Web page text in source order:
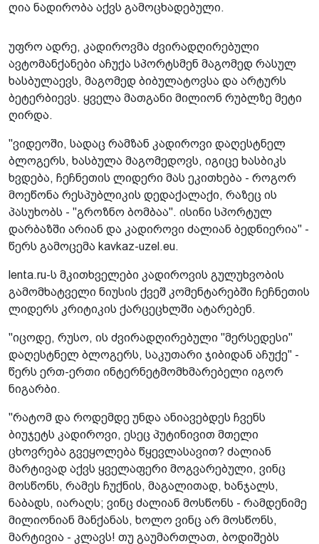
ღია ნადირობა აქვს გამოცხადებული.
უფრო ადრე, კადიროვმა ძვირადღირებული
ავტომანქანები აჩუქა სპორტსმენ მაგომედ რასულ
ხასბულაევს, მაგომედ ბიბულატოვსა და არტურს
ბეტერბიევს. ყველა მათგანი მილიონ რუბლზე მეტი
ღირდა.
"ვიდეოში, სადაც რამზან კადიროვი დაღესტნელ
ბლოგერს, ხასბულა მაგომედოვს, იგიცე ხასბიკს
ხვდება, ჩეჩნეთის ლიდერი მას ეკითხება - როგორ
მოეწონა რესპუბლიკის დედაქალაქი, რაზეც ის
პასუხობს - "გროზნო ბომბაა". ისინი სპორტულ
დარბაზში არიან და კადიროვი ძალიან ბედნიერია" -
წერს გამოცემა kavkaz-uzel.eu.
lenta.ru-ს მკითხველები კადიროვის გულუხვობის
გამომხატველი ნიუსის ქვეშ კომენტარებში ჩეჩნეთის
ლიდერს კრიტიკის ქარცეცხლში ატარებენ.
"იცოდე, რუსო, ის ძვირადღირებული "მერსედესი"
დაღესტნელ ბლოგერს, საკუთარი ჯიბიდან აჩუქე" -
წერს ერთ-ერთი ინტერნეტმომხმარებელი იგორ
ნიგარბი.
"რატომ და როდემდე უნდა ანიავებდეს ჩვენს
ბიუჯეტს კადიროვი, ესეც პუტინივით მთელი
ცხოვრება გვეყოლება წყევლასავით? ძალიან
მარტივად აქვს ყველაფერი მოგვარებული, ვინც
მოსწონს, რამეს ჩუქნის, მაგალითად, ხანჯალს,
ნაბადს, იარაღს; ვინც ძალიან მოსწონს - რამდენიმე
მილიონიან მანქანას, ხოლო ვინც არ მოსწონს,
მარტივია - კლავს! თუ გაუმართლათ, ბოდიშებს